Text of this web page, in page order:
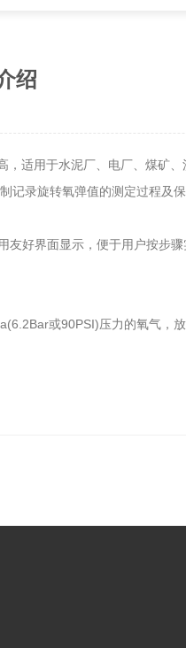
绍
适用于水泥厂、电厂、煤矿
录旋转氧弹值的测定过程及
好界面显示，便于用户按步
或90PSI)压力的氧气，